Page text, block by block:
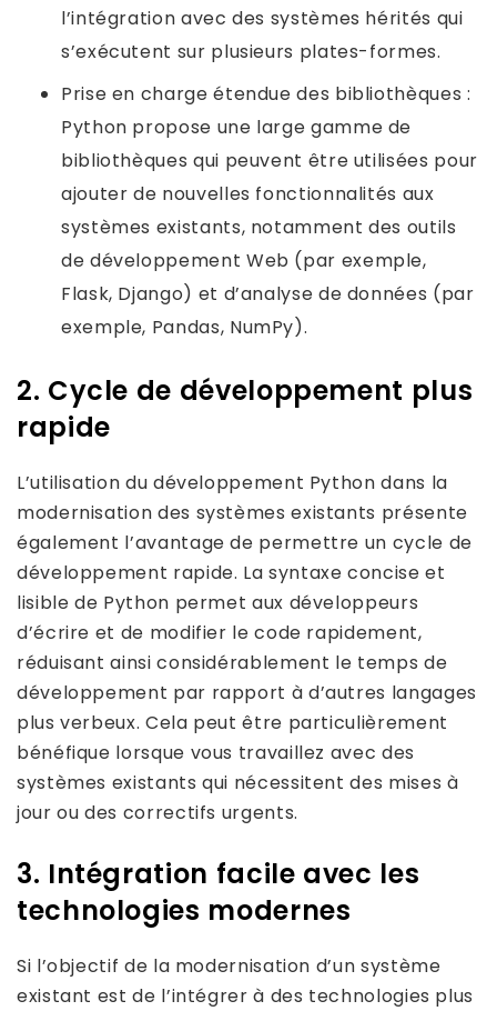
l’intégration avec des systèmes hérités qui
s’exécutent sur plusieurs plates-formes.
Prise en charge étendue des bibliothèques :
Python propose une large gamme de
bibliothèques qui peuvent être utilisées pour
ajouter de nouvelles fonctionnalités aux
systèmes existants, notamment des outils
de développement Web (par exemple,
Flask, Django) et d’analyse de données (par
exemple, Pandas, NumPy).
2. Cycle de développement plus
rapide
L’utilisation du développement Python dans la
modernisation des systèmes existants présente
également l’avantage de permettre un cycle de
développement rapide. La syntaxe concise et
lisible de Python permet aux développeurs
d’écrire et de modifier le code rapidement,
réduisant ainsi considérablement le temps de
développement par rapport à d’autres langages
plus verbeux. Cela peut être particulièrement
bénéfique lorsque vous travaillez avec des
systèmes existants qui nécessitent des mises à
jour ou des correctifs urgents.
3. Intégration facile avec les
technologies modernes
Si l’objectif de la modernisation d’un système
existant est de l’intégrer à des technologies plus